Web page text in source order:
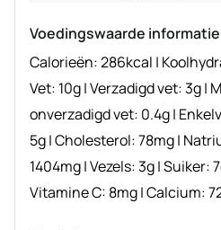
Voedingswaarde
Calorieën:286kcal |
Vet: 10g|Verzadigd vet:3g|
onverzadigd vet: 0.4g|
5g|Cholesterol:78mg|
1404mg|Vezels:3g|Suiker:7
Vitamine C: 8mg|Calcium: